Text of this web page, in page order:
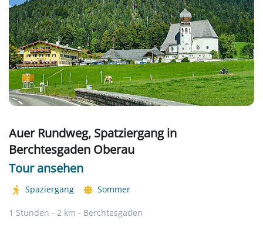
Auer Rundweg, Spatziergang in
Berchtesgaden Oberau
Tour ansehen
Spaziergang Sommer
1 Stunden - 2 km - Berchtesgaden